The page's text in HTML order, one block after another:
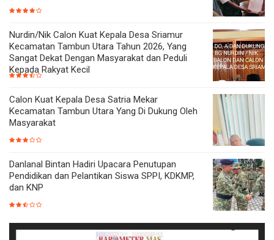
Nurdin/Nik Calon Kuat Kepala Desa Sriamur
Kecamatan Tambun Utara Tahun 2026, Yang
Sangat Dekat Dengan Masyarakat dan Peduli
Kepada Rakyat Kecil
Calon Kuat Kepala Desa Satria Mekar
Kecamatan Tambun Utara Yang Di Dukung Oleh
Masyarakat
Danlanal Bintan Hadiri Upacara Penutupan
Pendidikan dan Pelantikan Siswa SPPI, KDKMP,
dan KNP